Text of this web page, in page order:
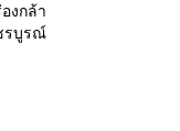
งกล้า
รบูรณ์